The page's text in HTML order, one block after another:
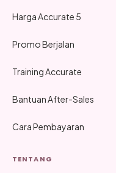
Harga Accurate 5
Promo Berjalan
Training Accurate
Bantuan After-Sales
Cara Pembayaran
TENTANG